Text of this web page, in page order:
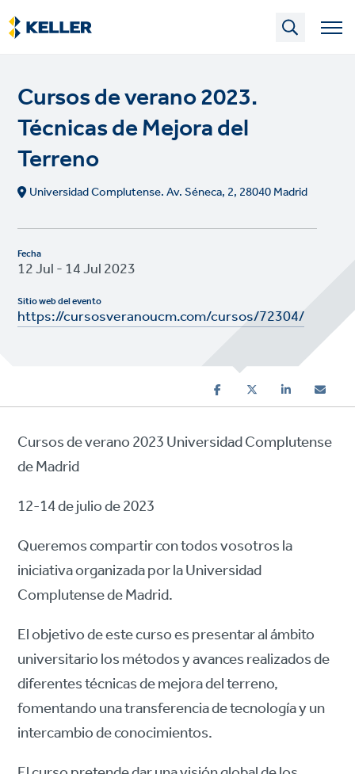
Skip
to
main
Cursos de verano 2023.
Técnicas de Mejora del
Terreno
Universidad Complutense. Av. Séneca, 2, 28040 Madrid
Fecha
12 Jul - 14 Jul 2023
Sitio web del evento
https://cursosveranoucm.com/cursos/72304/
Cursos de verano 2023 Universidad Complutense
de Madrid
12-14 de julio de 2023
Queremos compartir con todos vosotros la
iniciativa organizada por la Universidad
Complutense de Madrid.
El objetivo de este curso es presentar al ámbito
universitario los métodos y avances realizados de
diferentes técnicas de mejora del terreno,
fomentando una transferencia de tecnología y un
intercambio de conocimientos.